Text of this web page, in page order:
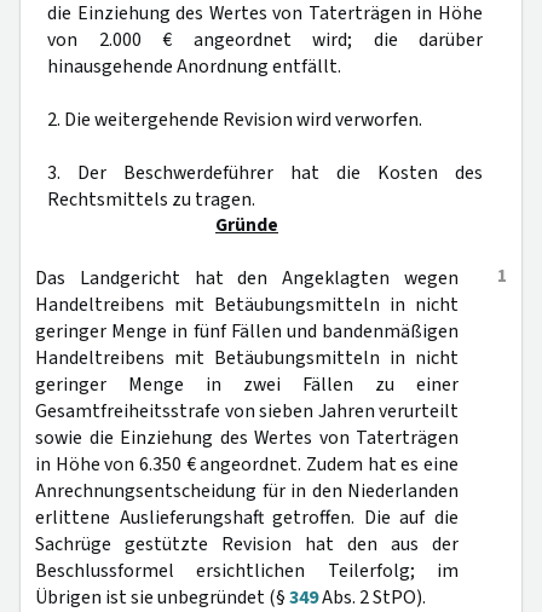
die Einziehung des Wertes von Taterträgen in Höhe
von 2.000 € angeordnet wird; die darüber
hinausgehende Anordnung entfällt.
2. Die weitergehende Revision wird verworfen.
3. Der Beschwerdeführer hat die Kosten des
Rechtsmittels zu tragen.
Gründe
1
Das Landgericht hat den Angeklagten wegen
Handeltreibens mit Betäubungsmitteln in nicht
geringer Menge in fünf Fällen und bandenmäßigen
Handeltreibens mit Betäubungsmitteln in nicht
geringer Menge in zwei Fällen zu einer
Gesamtfreiheitsstrafe von sieben Jahren verurteilt
sowie die Einziehung des Wertes von Taterträgen
in Höhe von 6.350 € angeordnet. Zudem hat es eine
Anrechnungsentscheidung für in den Niederlanden
erlittene Auslieferungshaft getroffen. Die auf die
Sachrüge gestützte Revision hat den aus der
Beschlussformel ersichtlichen Teilerfolg; im
Übrigen ist sie unbegründet (§349Abs. 2 StPO).